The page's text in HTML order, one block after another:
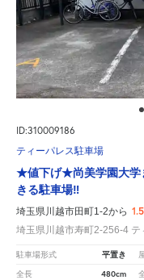
ID:310009186
ティーパレス駐車場
★値下げ★尚美学園大学
きる駐車場‼
埼玉県川越市田町1-2から
埼玉県川越市寿町2-256-4 テ
駐車場形式 平置き
全長 480cm